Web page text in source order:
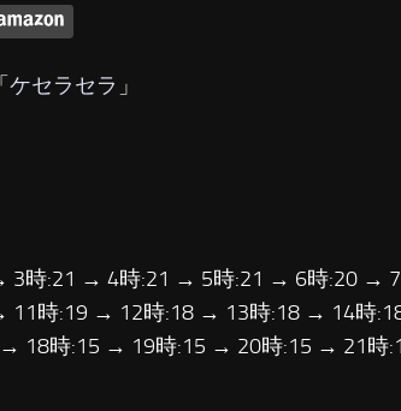
ケセラセラ 」
3時:21 → 4時:21 → 5時:21 → 6時:20 →
11時:19 → 12時:18 → 13時:18 → 14時
18時:15 → 19時:15 → 20時:15 → 21時